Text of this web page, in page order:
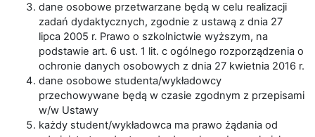
dane osobowe przetwarzane będą w celu realizacji
zadań dydaktycznych, zgodnie z ustawą z dnia 27
lipca 2005 r. Prawo o szkolnictwie wyższym, na
podstawie art. 6 ust. 1 lit. c ogólnego rozporządzenia o
ochronie danych osobowych z dnia 27 kwietnia 2016 r.
dane osobowe studenta/wykładowcy
przechowywane będą w czasie zgodnym z przepisami
w/w Ustawy
każdy student/wykładowca ma prawo żądania od